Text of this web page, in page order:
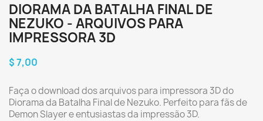
DIORAMA DA BATALHA FINAL DE
NEZUKO - ARQUIVOS PARA
IMPRESSORA 3D
$ 7,00
Faça o download dos arquivos para impressora 3D do
Diorama da Batalha Final de Nezuko. Perfeito para fãs de
Demon Slayer e entusiastas da impressão 3D.